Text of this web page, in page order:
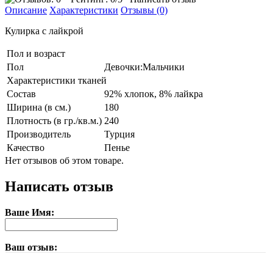
Описание Характеристики Отзывы (0)
Кулирка с лайкрой
Пол и возраст
Пол
Девочки:Мальчики
Характеристики тканей
Состав
92% хлопок, 8% лайкра
Ширина (в см.)
180
Плотность (в гр./кв.м.) 240
Производитель
Турция
Качество
Пенье
Нет отзывов об этом товаре.
Написать отзыв
Ваше Имя:
Ваш отзыв: